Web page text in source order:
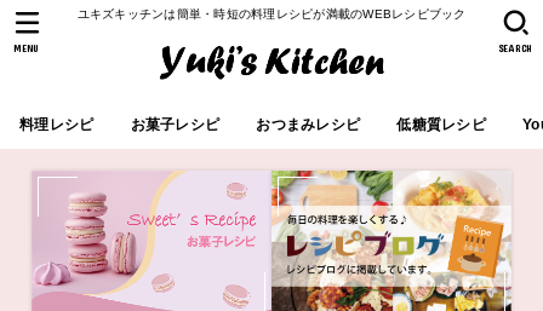
ユキズキッチンは簡単・時短の料理レシピが満載のWEBレシピブック
料理レシピ お菓子レシピ おつまみレシピ 低糖質レシピ
SEARCH
MENU